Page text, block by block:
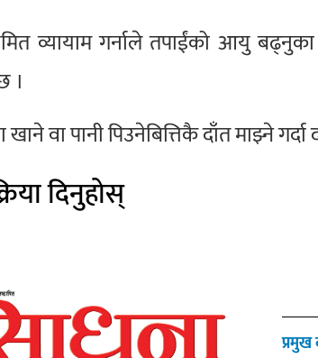
व्यायाम गर्नाले तपाईंको आयु
।
खाने वा पानी पिउनेबित्तिकै दाँत माझ्ने
दिनुहोस्